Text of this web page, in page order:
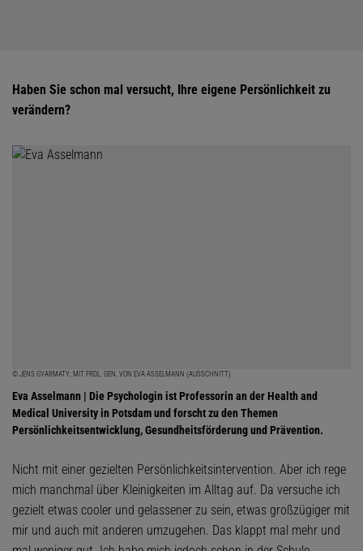
Haben Sie schon mal versucht, Ihre eigene Persönlichkeit zu
verändern?
© JENS GYARMATY; MIT FRDL. GEN. VON EVA ASSELMANN (AUSSCHNITT)
Eva Asselmann | Die Psychologin ist Professorin an der Health and
Medical University in Potsdam und forscht zu den Themen
Persönlichkeitsentwicklung, Gesundheitsförderung und Prävention.
Nicht mit einer gezielten Persönlichkeitsintervention. Aber ich rege
mich manchmal über Kleinigkeiten im Alltag auf. Da versuche ich
gezielt etwas cooler und gelassener zu sein, etwas großzügiger mit
mir und auch mit anderen umzugehen. Das klappt mal mehr und